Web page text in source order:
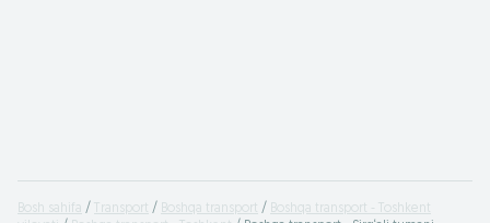
Bosh sahifa Transport Boshqa transport
Boshqa transport - Toshkent